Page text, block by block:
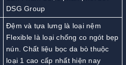
DSG Group
Đệm và tựa lưng là loại nệm
Flexible là loại chống co ngót bẹp
nún. Chất liệu bọc da bò thuộc
loại 1 cao cấp nhất hiện nay